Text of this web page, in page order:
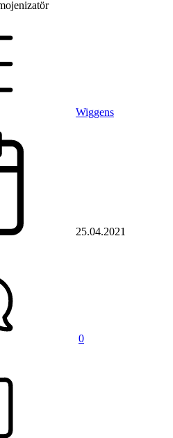
Wiggens
25.04.2021
0